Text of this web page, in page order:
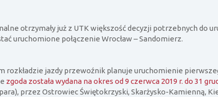
otrzymały już z UTK większość decyzji potrzebnych do
uruchomione połączenie Wrocław – Sandomierz.
rozkładzie jazdy przewoźnik planuje uruchomienie
zgoda została wydana na okres od 9 czerwca 2019 r. do 31
przez Ostrowiec Świętokrzyski, Skarżysko-Kamienną,